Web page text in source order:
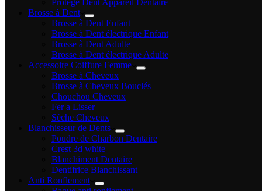
Protège Dent Appareil Dentaire
Brosse à Dent
Brosse à Dent Enfant
Brosse à Dent électrique Enfant
Brosse à Dent Adulte
Brosse à Dent électrique Adulte
Accessoire Coiffure Femme
Brosse à Cheveux
Brosse à Cheveux Bouclés
Chouchou Cheveux
Fer a Lisser
Sèche Cheveux
Blanchisseur de Dents
Poudre de Charbon Dentaire
Crest 3d white
Blanchiment Dentaire
Dentifrice Blanchissant
Anti Ronflement